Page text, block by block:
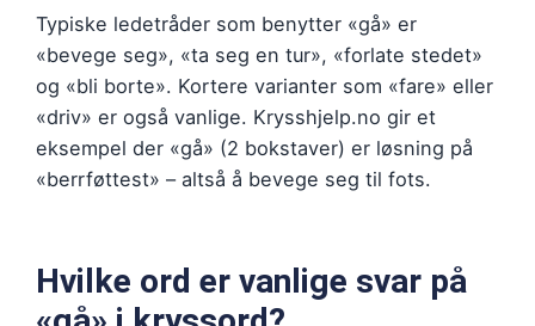
Typiske ledetråder som benytter «gå» er
«bevege seg», «ta seg en tur», «forlate stedet»
og «bli borte». Kortere varianter som «fare» eller
«driv» er også vanlige. Krysshjelp.no gir et
eksempel der «gå» (2 bokstaver) er løsning på
«berrføttest» – altså å bevege seg til fots.
Hvilke ord er vanlige svar på